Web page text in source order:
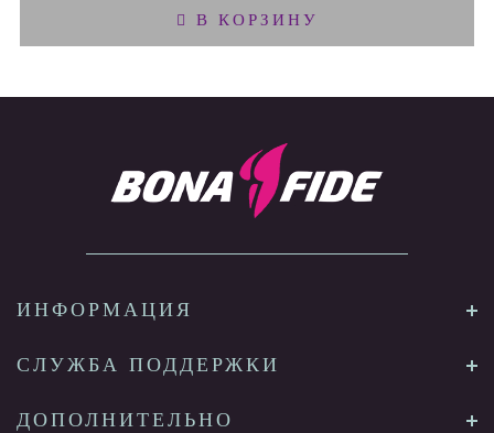
В КОРЗИНУ
ИНФОРМАЦИЯ
СЛУЖБА ПОДДЕРЖКИ
ДОПОЛНИТЕЛЬНО